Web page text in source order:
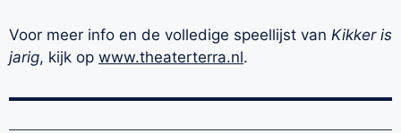
Voor meer info en de volledige speellijst van Kikker is
jarig, kijk op www.theaterterra.nl.